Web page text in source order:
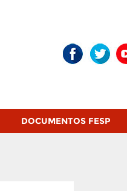
DOCUMENTOS FESP